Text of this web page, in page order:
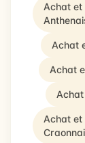
Achat et
Achat
Achat
Achat et